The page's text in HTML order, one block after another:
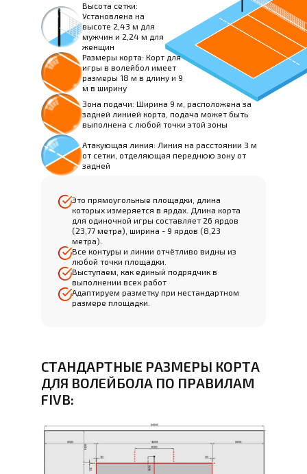
Высота сетки:
Установлена на
высоте 2,43 м для
мужчин и 2,24 м для
женщин
Размеры корта: Корт для
игры в волейбол имеет
размеры 18 м в длину и 9
м в ширину
Зона подачи: Ширина 9 м, расположена за
задней линией корта, подача может быть
выполнена с любой точки этой зоны
Атакующая линия: Линия на расстоянии 3 м
от сетки, отделяющая переднюю зону от
задней
Это прямоугольные площадки, длина
которых измеряется в ярдах. Длина корта
для одиночной игры составляет 26 ярдов
(23,77 метра), ширина - 9 ярдов (8,23
метра).
Все контуры и линии отчётливо видны из
любой точки площадки.
Выступаем, как единый подрядчик в
выполнении всех работ
Адаптируем разметку при нестандартном
размере площадки.
СТАНДАРТНЫЕ РАЗМЕРЫ КОРТА
ДЛЯ ВОЛЕЙБОЛА ПО ПРАВИЛАМ
FIVB: